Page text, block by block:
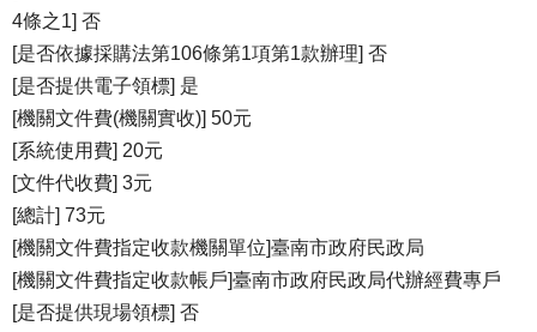
4條之1] 否
[是否依據採購法第106條第1項第1款辦理] 否
[是否提供電子領標] 是
[機關文件費(機關實收)] 50元
[系統使用費] 20元
[文件代收費] 3元
[總計] 73元
[機關文件費指定收款機關單位]臺南市政府民政局
[機關文件費指定收款帳戶]臺南市政府民政局代辦經費專戶
[是否提供現場領標] 否